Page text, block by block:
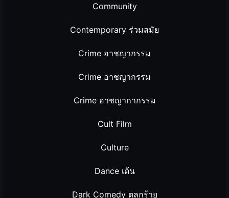
Community
Contemporary ร่วมสมัย
Crime อาชญากรรม
Crime อาชญากรรม
Crime อาชญากากรรม
Cult Film
Culture
Dance เต้น
Dark Comedy ตลกร้าย